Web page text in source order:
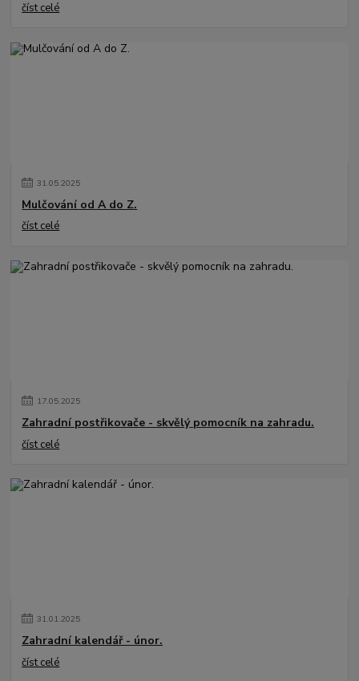
číst celé
31.05.2025
Mulčování od A do Z.
číst celé
17.05.2025
Zahradní postřikovače - skvělý pomocník na zahradu.
číst celé
31.01.2025
Zahradní kalendář - únor.
číst celé